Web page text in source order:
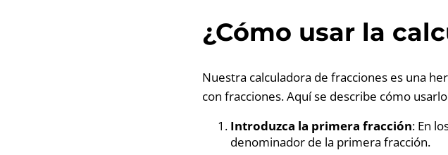
¿Cómo usar la
Nuestra calculadora de fracciones es una
con fracciones. Aquí se describe cómo
Introduzca la primera fracción: En
denominador de la primera fracción.